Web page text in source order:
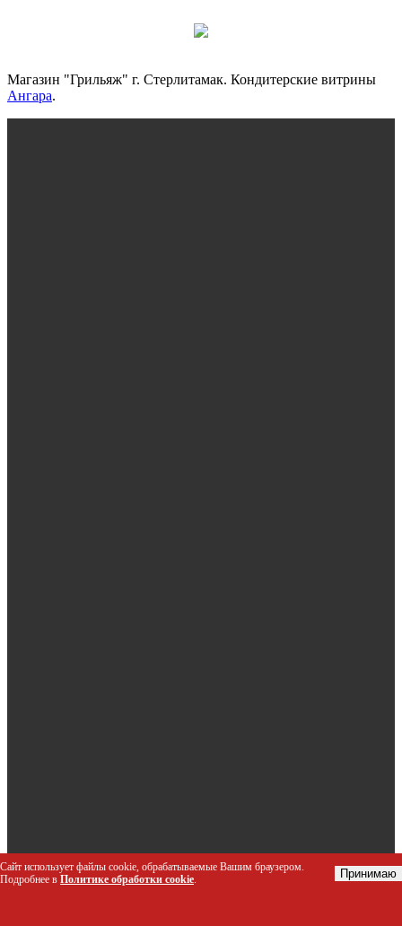
Магазин "Грильяж" г. Стерлитамак. Кондитерские витрины
Ангара.
Сайт использует файлы cookie, обрабатываемые Вашим браузером.
Подробнее в Политике обработки cookie. Принимаю